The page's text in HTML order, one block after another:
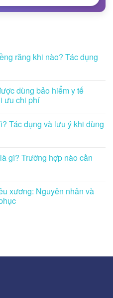
răng khi nào? Tác dụng
dùng bảo hiểm y tế
ưu chi phí
Tác dụng và lưu ý khi dùng
gì? Trường hợp nào cần
xương: Nguyên nhân và